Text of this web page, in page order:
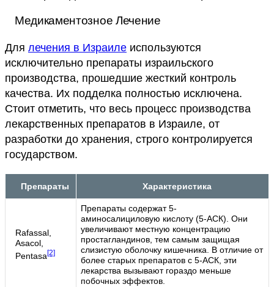
Медикаментозное Лечение
Для лечения в Израиле используются
исключительно препараты израильского
производства, прошедшие жесткий контроль
качества. Их подделка полностью исключена.
Стоит отметить, что весь процесс производства
лекарственных препаратов в Израиле, от
разработки до хранения, строго контролируется
государством.
Препараты Характеристика
Rafassal,
Asacol,
Pentasa[2]
Препараты содержат 5-
аминосалициловую кислоту (5-АСК). Они
увеличивают местную концентрацию
простагландинов, тем самым защищая
слизистую оболочку кишечника. В отличие от
более старых препаратов с 5-АСК, эти
лекарства вызывают гораздо меньше
побочных эффектов.